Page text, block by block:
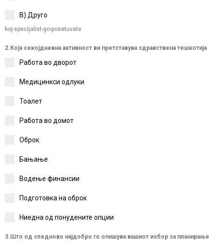
В) Друго
koj-specijalist-go-posetuvate
2.Која секојдневна активност ви претставува здравствена тешкотија
Работа во дворот
Медицинкси одлуки
Тоалет
Работа во домот
Оброк
Бањање
Водење финансии
Подготовка на оброк
Ниедна од понудените опции
3.Што од следново најдобро го опишува вашиот избор за планирање